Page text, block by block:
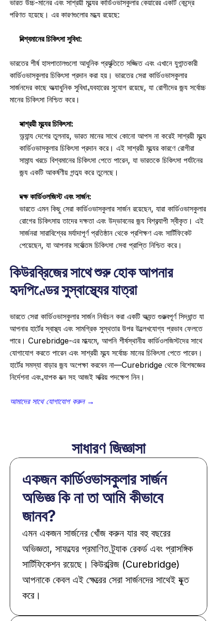
ভারত উচ্চ-মানের এবং সাশ্রয়ী মূল্যের কার্ডিওভাসকুলার কেয়ারের একটি কেন্দ্রে
পরিণত হয়েছে। এর কারণগুলোর মধ্যে রয়েছে:
বিশ্বমানের চিকিৎসা সুবিধা:
ভারতের শীর্ষ হাসপাতালগুলো আধুনিক প্রযুক্তিতে সজ্জিত এবং এখানে যুগান্তকারী
কার্ডিওভাসকুলার চিকিৎসা প্রদান করা হয়। ভারতের সেরা কার্ডিওভাসকুলার
সার্জনদের কাছে অত্যাধুনিক সুবিধা ব্যবহারের সুযোগ রয়েছে, যা রোগীদের জন্য সর্বোচ্চ
মানের চিকিৎসা নিশ্চিত করে।
সাশ্রয়ী মূল্যের চিকিৎসা:
অন্যান্য দেশের তুলনায়, ভারত মানের সাথে কোনো আপস না করেই সাশ্রয়ী মূল্যে
কার্ডিওভাসকুলার চিকিৎসা প্রদান করে। এই সাশ্রয়ী মূল্যের কারণে রোগীরা
সামান্য খরচে বিশ্বমানের চিকিৎসা পেতে পারেন, যা ভারতকে চিকিৎসা পর্যটনের
জন্য একটি আকর্ষণীয় গন্তব্য করে তুলেছে।
দক্ষ কার্ডিওলজিস্ট এবং সার্জন:
ভারতে এমন কিছু সেরা কার্ডিওভাসকুলার সার্জন রয়েছেন, যারা কার্ডিওভাসকুলার
রোগের চিকিৎসায় তাদের দক্ষতা এবং উদ্ভাবনের জন্য বিশ্বব্যাপী স্বীকৃত। এই
সার্জনরা সারাবিশ্বের মর্যাদাপূর্ণ প্রতিষ্ঠান থেকে প্রশিক্ষণ এবং সার্টিফিকেট
পেয়েছেন, যা আপনার সর্বোত্তম চিকিৎসা সেবা প্রাপ্তি নিশ্চিত করে।
কিউরব্রিজের সাথে শুরু হোক আপনার
হৃদপিণ্ডের সুস্বাস্থ্যের যাত্রা
ভারতে সেরা কার্ডিওভাসকুলার সার্জন নির্বাচন করা একটি অত্যন্ত গুরুত্বপূর্ণ সিদ্ধান্ত যা
আপনার হার্টের স্বাস্থ্য এবং সামগ্রিক সুস্থতার উপর উল্লেখযোগ্য প্রভাব ফেলতে
পারে। Curebridge-এর মাধ্যমে, আপনি শীর্ষস্থানীয় কার্ডিওলজিস্টদের সাথে
যোগাযোগ করতে পারেন এবং সাশ্রয়ী মূল্যে সর্বোচ্চ মানের চিকিৎসা পেতে পারেন।
হার্টের সমস্যা বাড়ার জন্য অপেক্ষা করবেন না—Curebridge থেকে বিশেষজ্ঞের
নির্দেশনা এবং ব্যাপক যত্ন সহ আজই সক্রিয় পদক্ষেপ নিন।
আমাদের সাথে যোগাযোগ করুন →
সাধারণ জিজ্ঞাসা
একজন কার্ডিওভাসকুলার সার্জন
অভিজ্ঞ কি না তা আমি কীভাবে
জানব?
এমন একজন সার্জনের খোঁজ করুন যার বহু বছরের
অভিজ্ঞতা, সাফল্যের প্রমাণিত ট্র্যাক রেকর্ড এবং প্রাসঙ্গিক
সার্টিফিকেশন রয়েছে। কিউরব্রিজ (Curebridge)
আপনাকে কেবল এই ক্ষেত্রের সেরা সার্জনদের সাথেই যুক্ত
করে।